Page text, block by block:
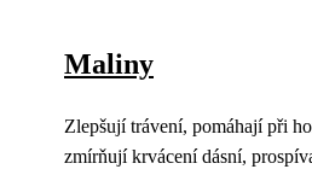
Maliny
Zlepšují trávení, pomáhají při
zmírňují krvácení dásní,